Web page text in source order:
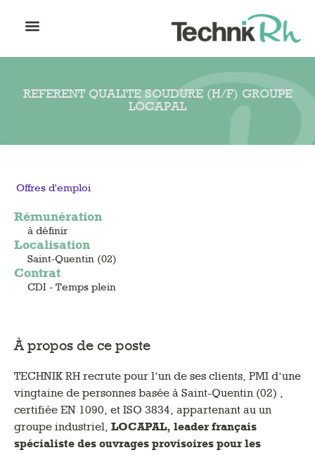
REFERENT QUALITE SOUDURE (H/F) GROUPE
LOCAPAL
Offres d'emploi
Rémunération
à définir
Localisation
Saint-Quentin (02)
Contrat
CDI - Temps plein
À propos de ce poste
TECHNIK RH recrute pour l’un de ses clients, PMI d’une
vingtaine de personnes basée à Saint-Quentin (02) ,
certifiée EN 1090, et ISO 3834, appartenant au un
groupe industriel, LOCAPAL, leader français
spécialiste des ouvrages provisoires pour les